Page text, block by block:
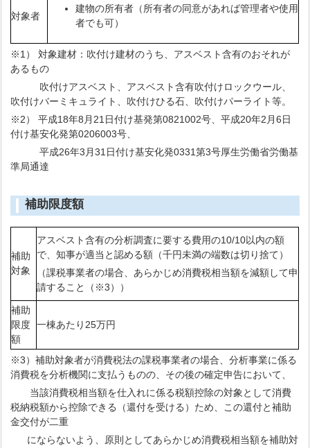
対象者
建物の所有者（所有者の同意があれば管理者や使用
者でも可）
※1） 対象建材：吹付け建材のうち、アスベスト含有のおそれが
あるもの
吹付けアスベスト、アスベスト含有吹付けロックウール、
吹付けバーミキュライト、吹付けひる石、吹付けパーライト等。
※2） 平成18年8月21日付け基発第0821002号、平成20年2月6日
付け基安化発第0206003号、
平成26年3月31日付け基安化発0331第3号厚生労働省労働基
準局通達
補助限度額
補助
対象
アスベスト含有の分析調査に要する費用の10/10以内の額
で、知事が適当と認める額（千円未満の端数は切り捨て）
（課税事業者の場合、あらかじめ消費税相当額を減額して申
請すること（※3））
補助
限度
額
一棟あたり25万円
※3）補助対象者が消費税法の課税事業者の場合、分析事業に係る
消費税を分析機関に支払うものの、その後の確定申告において、
当該消費税相当額を仕入れに係る税額控除の対象として消費
税納税額から控除できる（還付を受ける）ため、この還付と補助
金交付が二重
にならないよう、原則としてあらかじめ消費税相当額を補助対